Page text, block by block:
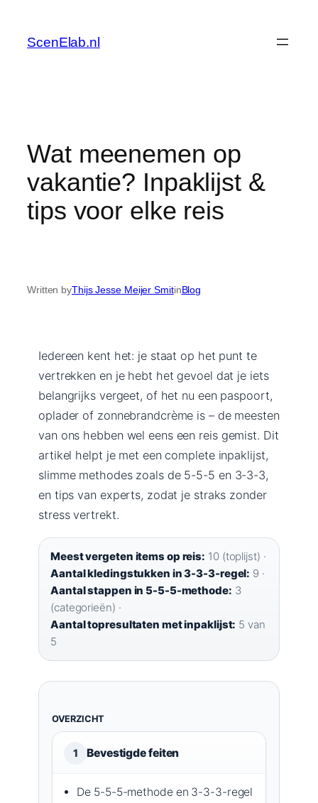
content
ScenElab.nl
Wat meenemen op
vakantie? Inpaklijst &
tips voor elke reis
Written byThijs Jesse Meijer SmitinBlog
Iedereen kent het: je staat op het punt te
vertrekken en je hebt het gevoel dat je iets
belangrijks vergeet, of het nu een paspoort,
oplader of zonnebrandcrème is – de meesten
van ons hebben wel eens een reis gemist. Dit
artikel helpt je met een complete inpaklijst,
slimme methodes zoals de 5-5-5 en 3-3-3,
en tips van experts, zodat je straks zonder
stress vertrekt.
Meest vergeten items op reis: 10 (toplijst) ·
Aantal kledingstukken in 3-3-3-regel: 9 ·
Aantal stappen in 5-5-5-methode: 3
(categorieën) ·
Aantal topresultaten met inpaklijst: 5 van
5
OVERZICHT
1 Bevestigde feiten
De 5-5-5-methode en 3-3-3-regel